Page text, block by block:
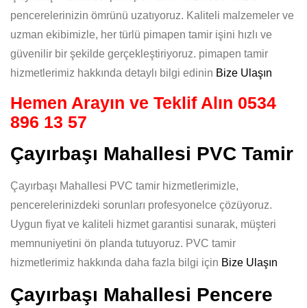
pencerelerinizin ömrünü uzatıyoruz. Kaliteli malzemeler ve
uzman ekibimizle, her türlü pimapen tamir işini hızlı ve
güvenilir bir şekilde gerçekleştiriyoruz. pimapen tamir
hizmetlerimiz hakkında detaylı bilgi edinin Bize Ulaşın
Hemen Arayın ve Teklif Alın 0534
896 13 57
Çayırbaşı Mahallesi PVC Tamir
Çayırbaşı Mahallesi PVC tamir hizmetlerimizle,
pencerelerinizdeki sorunları profesyonelce çözüyoruz.
Uygun fiyat ve kaliteli hizmet garantisi sunarak, müşteri
memnuniyetini ön planda tutuyoruz. PVC tamir
hizmetlerimiz hakkında daha fazla bilgi için Bize Ulaşın
Çayırbaşı Mahallesi Pencere